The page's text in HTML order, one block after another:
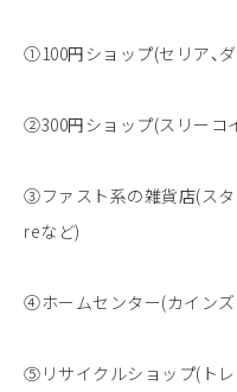
①100円ショップ(セリア、
②300円ショップ(スリーコ
③ファスト系の雑貨店(ス
reなど)
④ホームセンター(カイン
⑤リサイクルショップ(トレ